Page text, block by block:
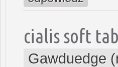
cialis soft
Gawduedge